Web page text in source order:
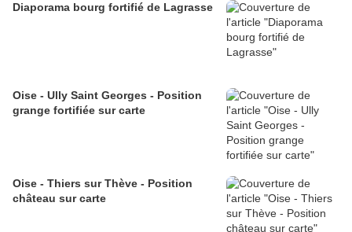
Diaporama bourg fortifié de Lagrasse
Oise - Ully Saint Georges - Position
grange fortifiée sur carte
Oise - Thiers sur Thève - Position
château sur carte